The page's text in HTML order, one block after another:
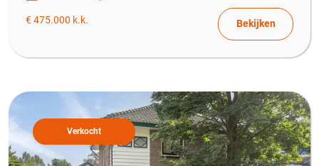
€ 475.000 k.k. Bekijken
Verkocht